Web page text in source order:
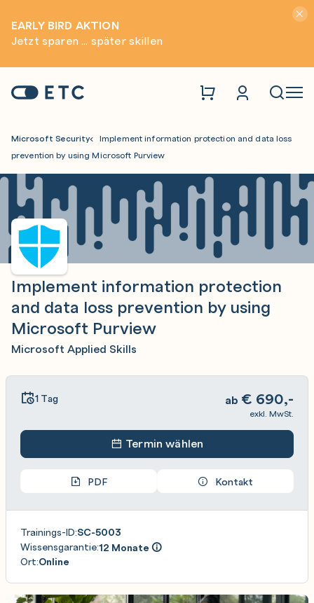
EARLY BIRD AKTION
Jetzt sparen ... später skillen
Startseite: ETC
Microsoft Security
Implement information protection and data loss
prevention by using Microsoft Purview
Implement information protection
and data loss prevention by using
Microsoft Purview
Microsoft Applied Skills
1 Tag ab € 690,-
exkl. MwSt.
Termin wählen
PDF Kontakt
Trainings-ID:SC-5003
Wissensgarantie:12 Monate
Ort:Online